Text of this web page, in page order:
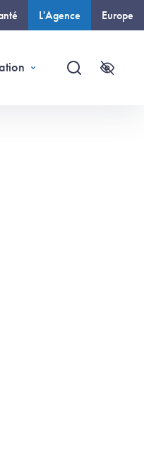
L'Agence Europe
Recherche